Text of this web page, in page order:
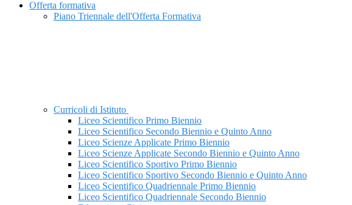
Offerta formativa
Piano Triennale dell'Offerta Formativa
Curricoli di Istituto
Liceo Scientifico Primo Biennio
Liceo Scientifico Secondo Biennio e Quinto Anno
Liceo Scienze Applicate Primo Biennio
Liceo Scienze Applicate Secondo Biennio e Quinto Anno
Liceo Scientifico Sportivo Primo Biennio
Liceo Scientifico Sportivo Secondo Biennio e Quinto Anno
Liceo Scientifico Quadriennale Primo Biennio
Liceo Scientifico Quadriennale Secondo Biennio